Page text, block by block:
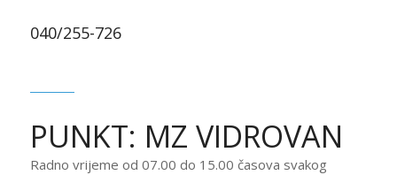
040/255-726
PUNKT: MZ VIDROVAN
Radno vrijeme od 07.00 do 15.00 časova svakog